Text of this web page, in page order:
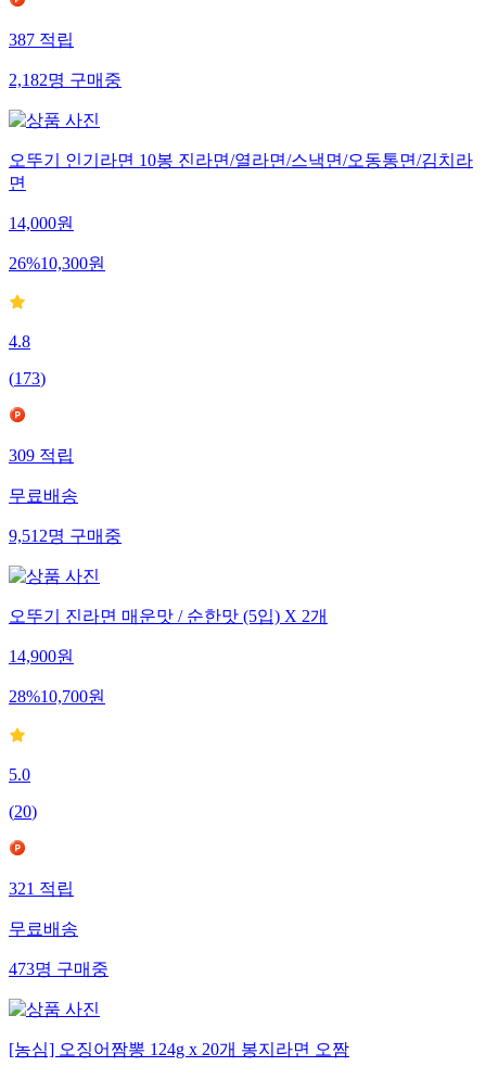
387적립
2,182명구매중
오뚜기 인기라면 10봉 진라면/열라면/스낵면/오동통면/김치라
면
14,000원
26%10,300원
4.8
(173)
309적립
무료배송
9,512명구매중
오뚜기 진라면 매운맛 / 순한맛 (5입) X 2개
14,900원
28%10,700원
5.0
(20)
321적립
무료배송
473명구매중
[농심] 오징어짬뽕 124g x 20개 봉지라면 오짬